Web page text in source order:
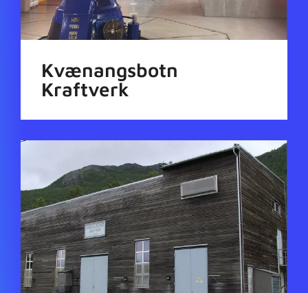
Kvænangsbotn
Kraftverk